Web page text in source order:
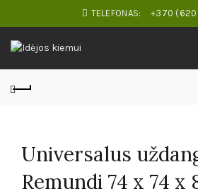
TELEFONAS: +370
Universalus
Remundi 74 x 74 x